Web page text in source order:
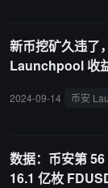
新币挖矿久违了
Launchpool 收
2024-09-14 币安
数据：币安第
16.1 亿枚